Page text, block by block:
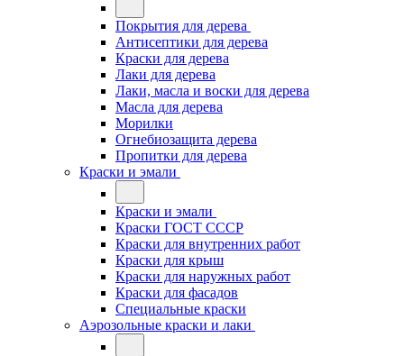
Покрытия для дерева
Антисептики для дерева
Краски для дерева
Лаки для дерева
Лаки, масла и воски для дерева
Масла для дерева
Морилки
Огнебиозащита дерева
Пропитки для дерева
Краски и эмали
Краски и эмали
Краски ГОСТ СССР
Краски для внутренних работ
Краски для крыш
Краски для наружных работ
Краски для фасадов
Специальные краски
Аэрозольные краски и лаки